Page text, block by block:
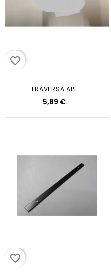
favorite_border
TRAVERSA APE
5,89 €
favorite_border